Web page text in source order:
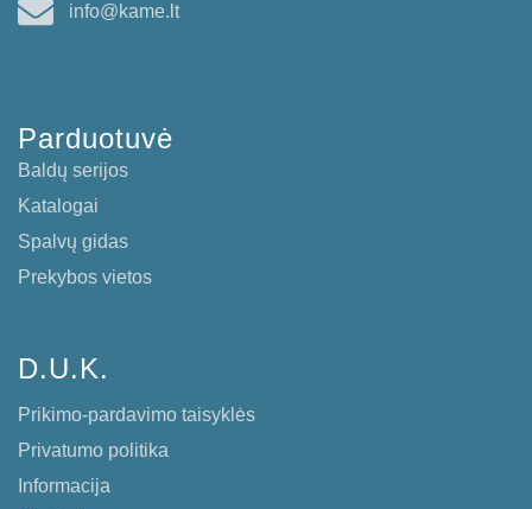
info@kame.lt
Parduotuvė
Baldų serijos
Katalogai
Spalvų gidas
Prekybos vietos
D.U.K.
Prikimo-pardavimo taisyklės
Privatumo politika
Informacija